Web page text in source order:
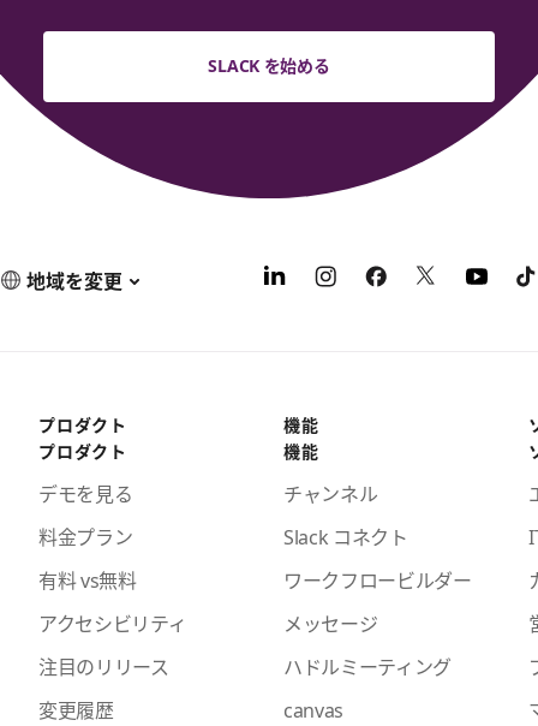
SLACK を始める
地域を変更
プロダクト
プロダクト
デモを見る
料金プラン
有料 vs無料
アクセシビリティ
注目のリリース
変更履歴
機能
機能
チャンネル
Slack コネクト
ワークフロービルダー
メッセージ
ハドルミーティング
canvas